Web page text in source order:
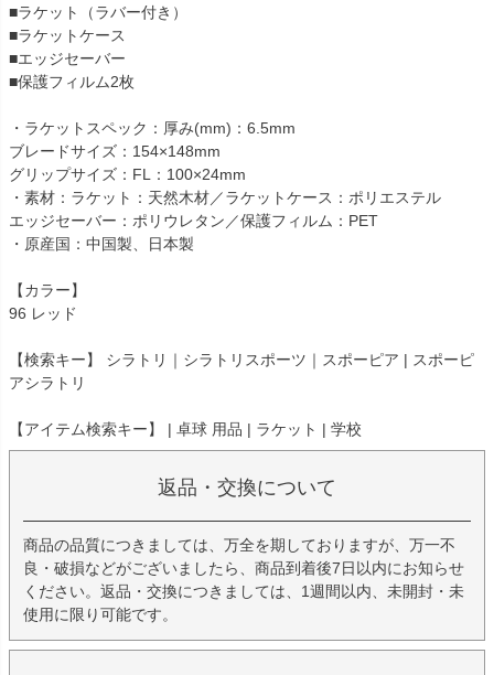
■ラケット（ラバー付き）
■ラケットケース
■エッジセーバー
■保護フィルム2枚
・ラケットスペック：厚み(mm)：6.5mm
ブレードサイズ：154×148mm
グリップサイズ：FL：100×24mm
・素材：ラケット：天然木材／ラケットケース：ポリエステル
エッジセーバー：ポリウレタン／保護フィルム：PET
・原産国：中国製、日本製
【カラー】
96 レッド
【検索キー】 シラトリ｜シラトリスポーツ｜スポーピア | スポーピ
アシラトリ
【アイテム検索キー】 | 卓球 用品 | ラケット | 学校
返品・交換について
商品の品質につきましては、万全を期しておりますが、万一不
良・破損などがございましたら、商品到着後7日以内にお知らせ
ください。返品・交換につきましては、1週間以内、未開封・未
使用に限り可能です。